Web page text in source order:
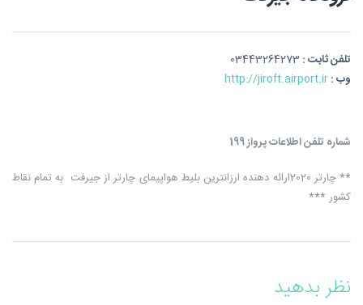
تلفن ثابت : 03443264273
وب :http://jiroft.airport.ir
شماره تلفن اطلاعات پرواز 199
** چارتر 2020ارائه دهنده ارزانترین بلیط هواپیمای چارتر از جیرفت به تمام نقاط
کشور ***
نظر بدهید